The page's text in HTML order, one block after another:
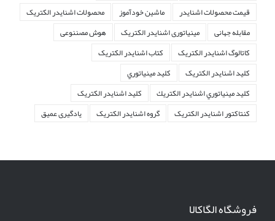
قیمت محصولات اشنایدر
ماشین خودآموز
محصولات اشنایدر الکتریک
مقابله جهانی
مینیاتوری اشنایدر الکتریک
هوش مصننوعی
کاتالوگ اشنایدر الکتریک
کتاب اشنایدر الکتریک
کليد اشنايدر الکتريک
کليد مينياتوري
کليد مينياتوري اشنايدر الكتريك
کلید اشنایدر الکتریک
کنتاکتور اشنایدر الکتریک
گروه اشنایدر الکتریک یادگیری عمیق
فروشگاه الگاکالا